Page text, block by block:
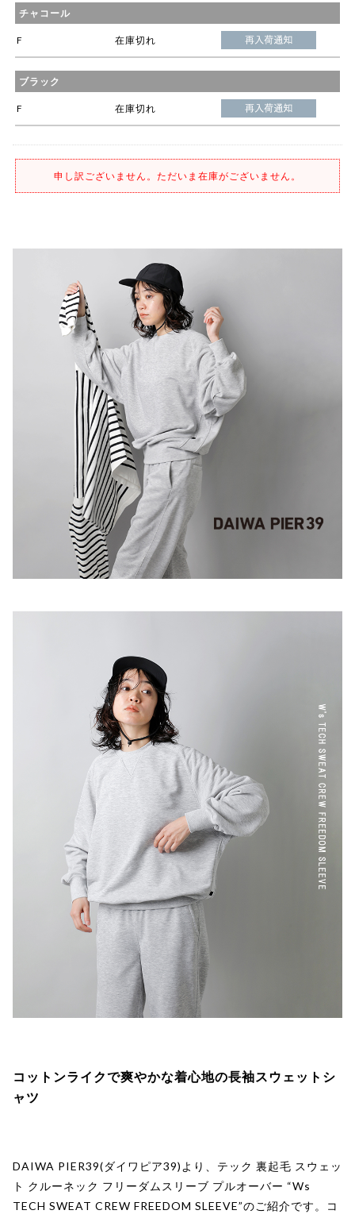
チャコール
F 在庫切れ
ブラック
F 在庫切れ
申し訳ございません。ただいま在庫がございません。
コットンライクで爽やかな着心地の長袖スウェットシ
ャツ
DAIWA PIER39(ダイワピア39)より、テック 裏起毛 スウェッ
ト クルーネック フリーダムスリーブ プルオーバー “Ws
TECH SWEAT CREW FREEDOM SLEEVE”のご紹介です。コ